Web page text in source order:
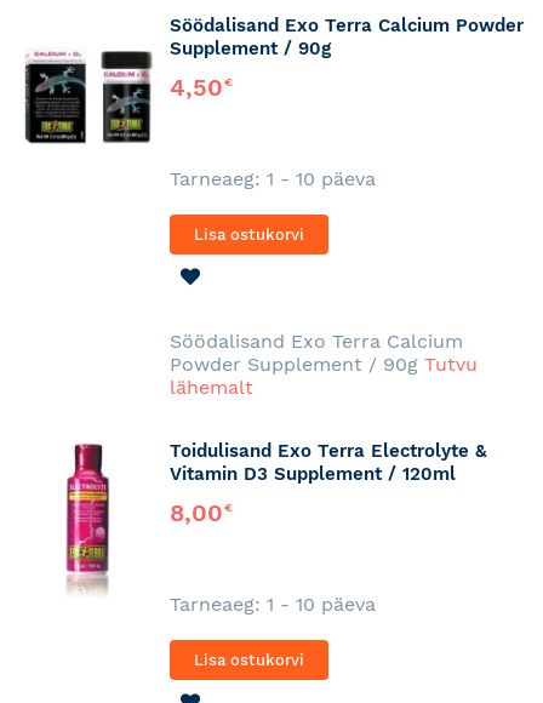
Söödalisand Exo Terra Calcium Powder
Supplement / 90g
4,50€
Tarneaeg: 1 - 10 päeva
Lisa ostukorvi
Söödalisand Exo Terra Calcium
Powder Supplement / 90g Tutvu
lähemalt
Toidulisand Exo Terra Electrolyte &
Vitamin D3 Supplement / 120ml
8,00€
Tarneaeg: 1 - 10 päeva
Lisa ostukorvi